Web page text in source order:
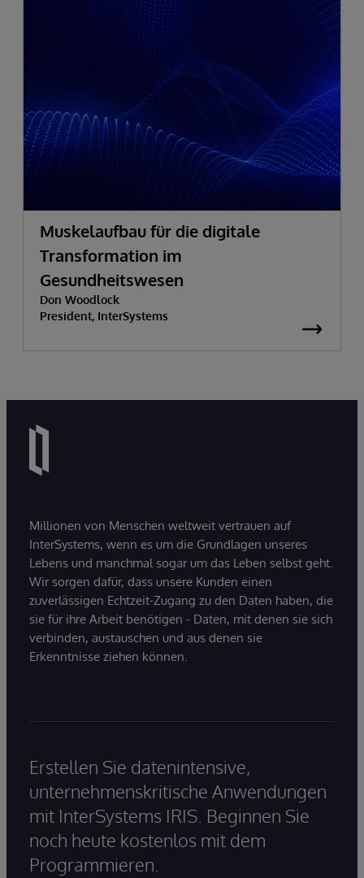
Muskelaufbau für die digitale
Transformation im
Gesundheitswesen
Don Woodlock
President, InterSystems
Millionen von Menschen weltweit vertrauen auf
InterSystems, wenn es um die Grundlagen unseres
Lebens und manchmal sogar um das Leben selbst geht.
Wir sorgen dafür, dass unsere Kunden einen
zuverlässigen Echtzeit-Zugang zu den Daten haben, die
sie für ihre Arbeit benötigen - Daten, mit denen sie sich
verbinden, austauschen und aus denen sie
Erkenntnisse ziehen können.
Erstellen Sie datenintensive,
unternehmenskritische Anwendungen
mit InterSystems IRIS. Beginnen Sie
noch heute kostenlos mit dem
Programmieren.